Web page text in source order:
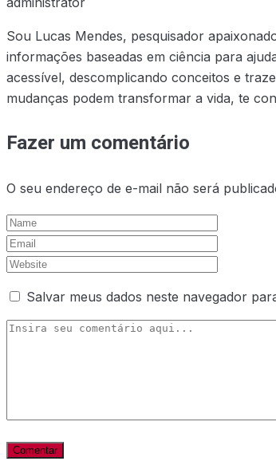
Sou Lucas Mendes, pesquisador
informações baseadas em ciência para
acessível, descomplicando conceitos e
mudanças podem transformar a vida, te
Fazer um comentário
O seu endereço de e-mail não será
Salvar meus dados neste navegador